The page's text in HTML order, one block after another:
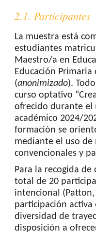
2.1. Participantes
La muestra está
estudiantes
Maestro/a en
Educación
(anonimizado).
curso optativo
ofrecido durante el
académico 2024/
formación se
mediante el uso de
convencionales y
Para la recogida de
total de 20
intencional
participación activa
diversidad de
disposición a